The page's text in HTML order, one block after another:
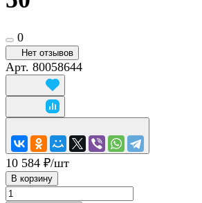
0
Нет отзывов
Арт. 80058644
10 584 ₽/шт
В корзину